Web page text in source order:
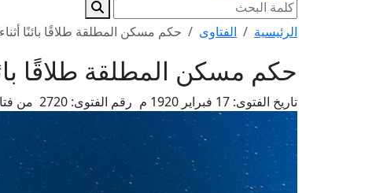
الرئيسية الفتاوى حكم مسكن المطلقة طلاقًا بائنًا
حكم مسكن المطلقة طلاقًا
تاريخ الفتوى: رقم الفتوى: من